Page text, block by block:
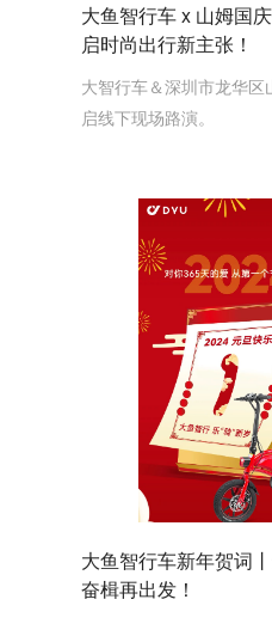
大鱼智行车 x 山姆国
启时尚出行新主张！
大智行车＆深圳市龙华区
启线下现场路演。
大鱼智行车新年贺词
奋楫再出发！